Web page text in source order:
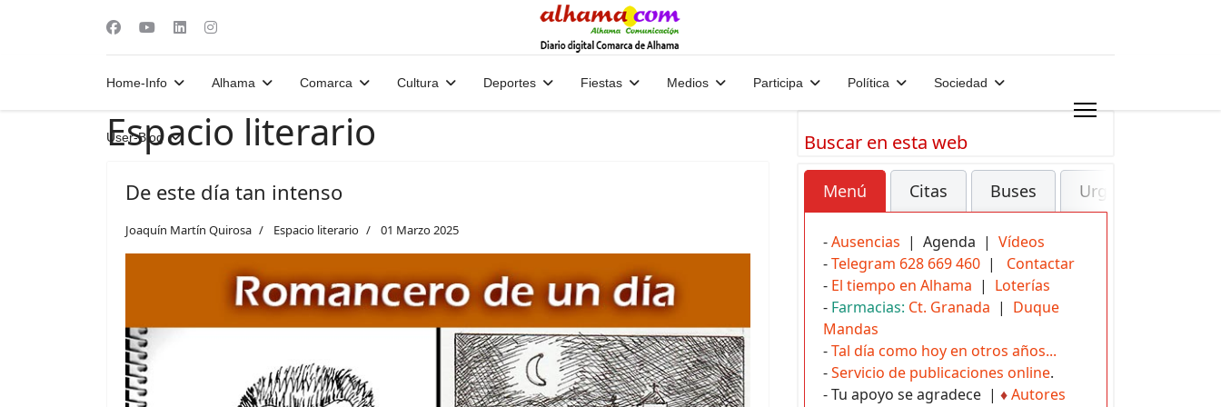
Home-Info Alhama Comarca Cultura Deportes Fiestas Medios Participa Política Sociedad
User-Blog
Espacio literario
De este día tan intenso
Joaquín Martín Quirosa Espacio literario 01 Marzo 2025
Buscar en esta web
Menú Citas Buses Urgencias
-Ausencias | Agenda | Vídeos
-Telegram 628 669 460 | Contactar
- El tiempo en Alhama | Loterías
- Farmacias: Ct. Granada | Duque
Mandas
-Tal día como hoy en otros años...
-Servicio de publicaciones online.
- Tu apoyo se agradece | ♦Autores